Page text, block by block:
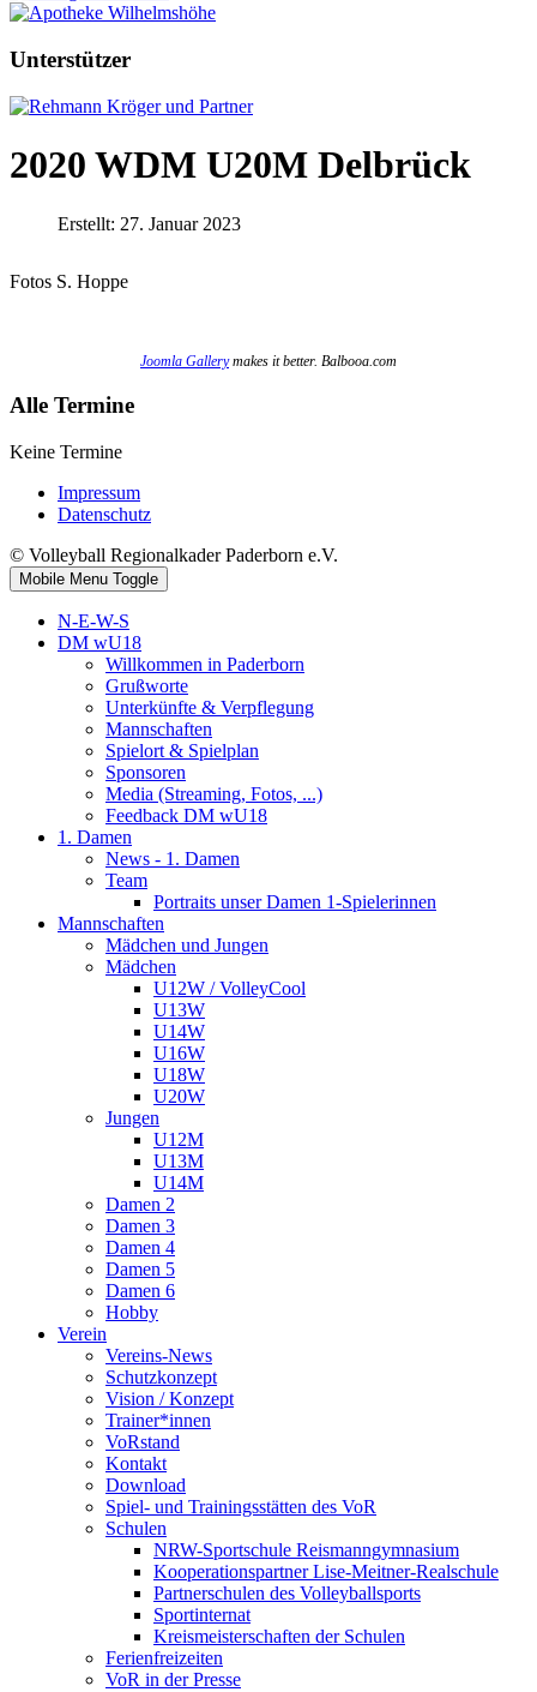
Unterstützer
2020 WDM U20M Delbrück
Erstellt: 27. Januar 2023
Fotos S. Hoppe
Joomla Gallerymakes it better. Balbooa.com
Alle Termine
Keine Termine
Impressum
Datenschutz
© Volleyball Regionalkader Paderborn e.V.
Mobile Menu Toggle
N-E-W-S
DM wU18
Willkommen in Paderborn
Grußworte
Unterkünfte & Verpflegung
Mannschaften
Spielort & Spielplan
Sponsoren
Media (Streaming, Fotos, ...)
Feedback DM wU18
1. Damen
News - 1. Damen
Team
Portraits unser Damen 1-Spielerinnen
Mannschaften
Mädchen und Jungen
Mädchen
U12W / VolleyCool
U13W
U14W
U16W
U18W
U20W
Jungen
U12M
U13M
U14M
Damen 2
Damen 3
Damen 4
Damen 5
Damen 6
Hobby
Verein
Vereins-News
Schutzkonzept
Vision / Konzept
Trainer*innen
VoRstand
Kontakt
Download
Spiel- und Trainingsstätten des VoR
Schulen
NRW-Sportschule Reismanngymnasium
Kooperationspartner Lise-Meitner-Realschule
Partnerschulen des Volleyballsports
Sportinternat
Kreismeisterschaften der Schulen
Ferienfreizeiten
VoR in der Presse